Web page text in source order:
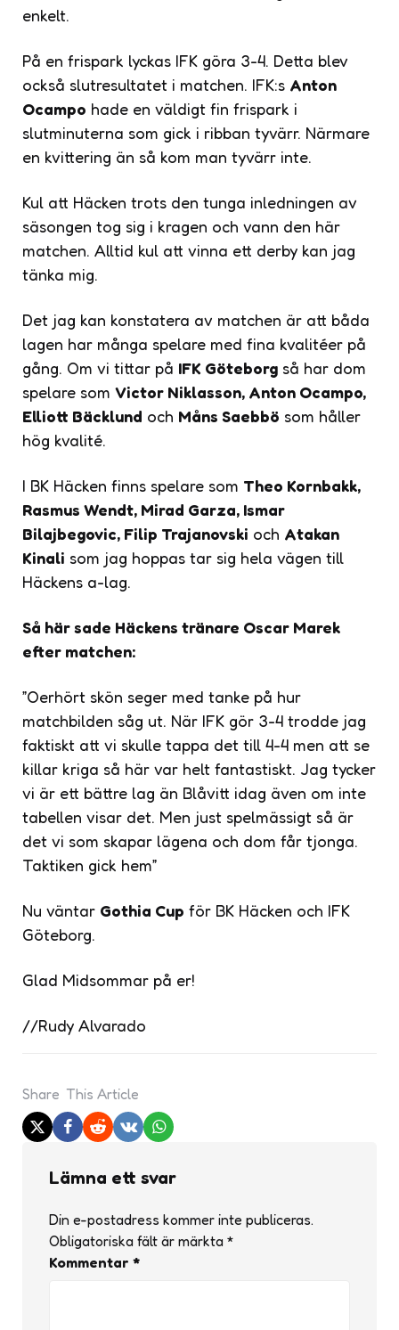
enkelt.
På en frispark lyckas IFK göra 3-4. Detta blev
också slutresultatet i matchen. IFK:s Anton
Ocampo hade en väldigt fin frispark i
slutminuterna som gick i ribban tyvärr. Närmare
en kvittering än så kom man tyvärr inte.
Kul att Häcken trots den tunga inledningen av
säsongen tog sig i kragen och vann den här
matchen. Alltid kul att vinna ett derby kan jag
tänka mig.
Det jag kan konstatera av matchen är att båda
lagen har många spelare med fina kvalitéer på
gång. Om vi tittar på IFK Göteborg så har dom
spelare som Victor Niklasson, Anton Ocampo,
Elliott Bäcklund och Måns Saebbö som håller
hög kvalité.
I BK Häcken finns spelare som Theo Kornbakk,
Rasmus Wendt, Mirad Garza, Ismar
Bilajbegovic, Filip Trajanovski och Atakan
Kinali som jag hoppas tar sig hela vägen till
Häckens a-lag.
Så här sade Häckens tränare Oscar Marek
efter matchen:
”Oerhört skön seger med tanke på hur
matchbilden såg ut. När IFK gör 3-4 trodde jag
faktiskt att vi skulle tappa det till 4-4 men att se
killar kriga så här var helt fantastiskt. Jag tycker
vi är ett bättre lag än Blåvitt idag även om inte
tabellen visar det. Men just spelmässigt så är
det vi som skapar lägena och dom får tjonga.
Taktiken gick hem”
Nu väntar Gothia Cup för BK Häcken och IFK
Göteborg.
Glad Midsommar på er!
//Rudy Alvarado
Share This Article
Lämna ett svar
Din e-postadress kommer inte publiceras.
Obligatoriska fält är märkta *
Kommentar *